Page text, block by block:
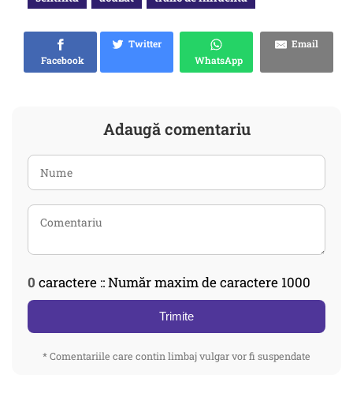
Facebook
Twitter
WhatsApp
Email
Adaugă comentariu
0 caractere :: Număr maxim de caractere 1000
Trimite
* Comentariile care contin limbaj vulgar vor fi suspendate